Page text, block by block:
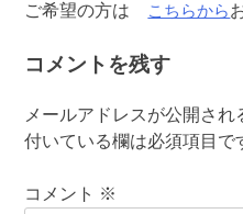
ご希望の方は
こちらから
コメントを残す
メールアドレスが公開され
付いている欄は必須項目で
コメント ※